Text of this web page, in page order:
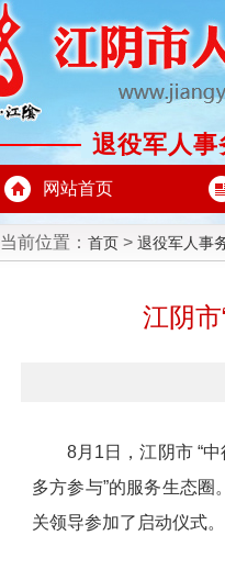
退役军人事
网站首页
当前位置： 首页 > 退役军人事
江阴
8月1日，江阴市 “
多方参与”的服务生态
关领导参加了启动仪式。